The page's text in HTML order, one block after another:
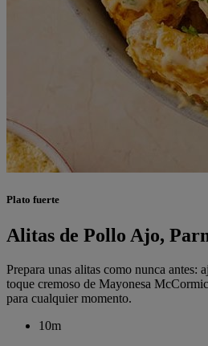
Plato fuerte
Alitas de Pollo Ajo,
Prepara unas alitas como nunca antes:
toque cremoso de Mayonesa
para cualquier momento.
10m